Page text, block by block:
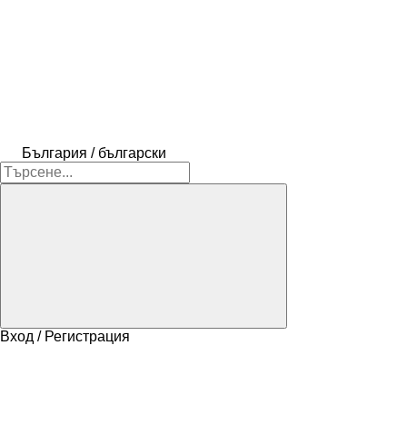
България / български
Вход / Регистрация